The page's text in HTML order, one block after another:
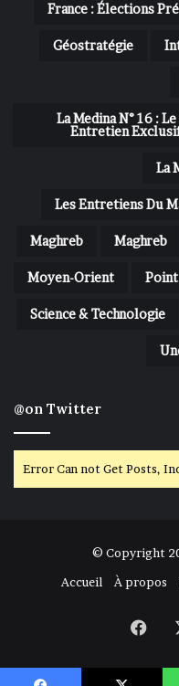
France : Élections
Géostratégie
La Medina N° 16 :
Entretien Exclusif
La
Les Entretiens Du
Maghreb Maghreb
Moyen-Orient Point
Science & Technologie
@on Twitter
Error Can not Get Posts,
© Copyright
Accueil
À propos